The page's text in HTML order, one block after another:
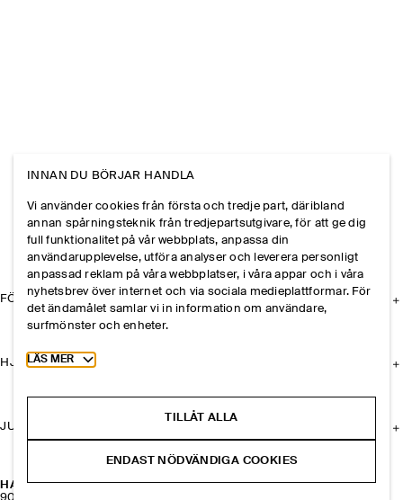
HANDSKAR I MOCKA MED KASHMIRFODER
FÖRETAGET
HJÄLP
JURIDISK INFORMATION
INNAN DU BÖRJAR HANDLA
Vi använder cookies från första och tredje part, däribland
annan spårningsteknik från tredjepartsutgivare, för att ge dig
full funktionalitet på vår webbplats, anpassa din
användarupplevelse, utföra analyser och leverera personligt
anpassad reklam på våra webbplatser, i våra appar och i våra
nyhetsbrev över internet och via sociala medieplattformar. För
det ändamålet samlar vi in information om användare,
surfmönster och enheter.
Toggle more cookie information
LÄS MER
TILLÅT ALLA
ENDAST NÖDVÄNDIGA COOKIES